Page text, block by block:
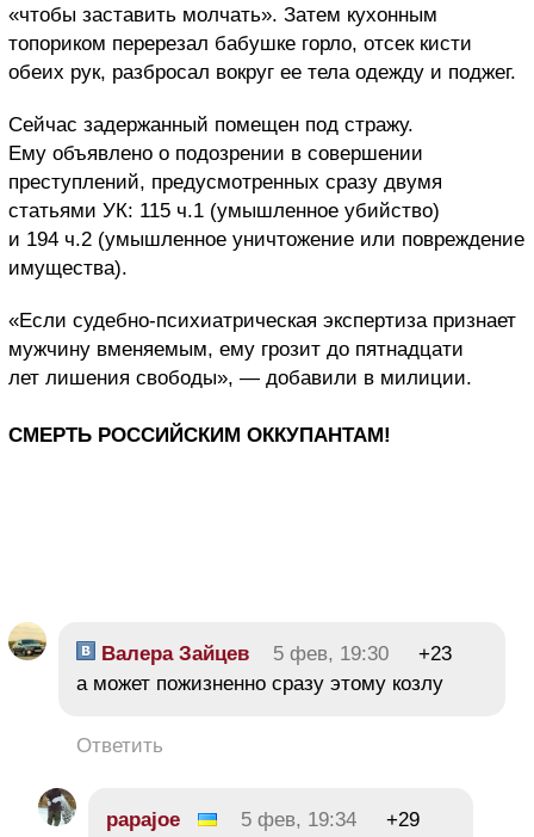
«чтобы заставить молчать». Затем кухонным
топориком перерезал бабушке горло, отсек кисти
обеих рук, разбросал вокруг ее тела одежду и поджег.
Сейчас задержанный помещен под стражу.
Ему объявлено о подозрении в совершении
преступлений, предусмотренных сразу двумя
статьями УК: 115 ч.1 (умышленное убийство)
и 194 ч.2 (умышленное уничтожение или повреждение
имущества).
«Если судебно-психиатрическая экспертиза признает
мужчину вменяемым, ему грозит до пятнадцати
лет лишения свободы», — добавили в милиции.
СМЕРТЬ РОССИЙСКИМ ОККУПАНТАМ!
Валера Зайцев 5 фев, 19:30
+23
а может пожизненно сразу этому козлу
Ответить
papajoe 5 фев, 19:34
+29